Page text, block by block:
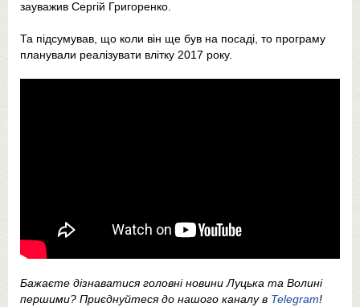
зауважив Сергій Григоренко.
Та підсумував, що коли він ще був на посаді, то програму
планували реалізувати влітку 2017 року.
Бажаєте дізнаватися головні новини Луцька та Волині
першими? Приєднуйтеся до нашого каналу в Telegram!